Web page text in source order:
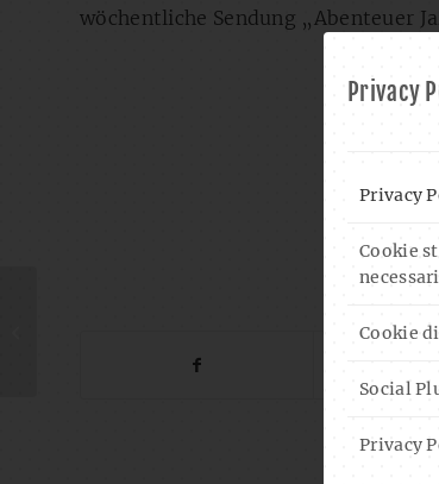
Privacy
Privacy
Cookie
necessari
Cookie
Social
Privacy
wöchentliche Sendung „Abenteuer